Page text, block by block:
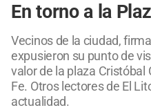
En torno a la
Vecinos de la ciudad,
expusieron su punto de
valor de la plaza Cristóbal
Fe. Otros lectores de El
actualidad.